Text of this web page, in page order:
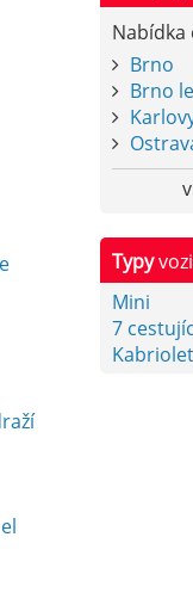
Nabídka
Brno
Brno
Typy
Mini
7
Kabriolet